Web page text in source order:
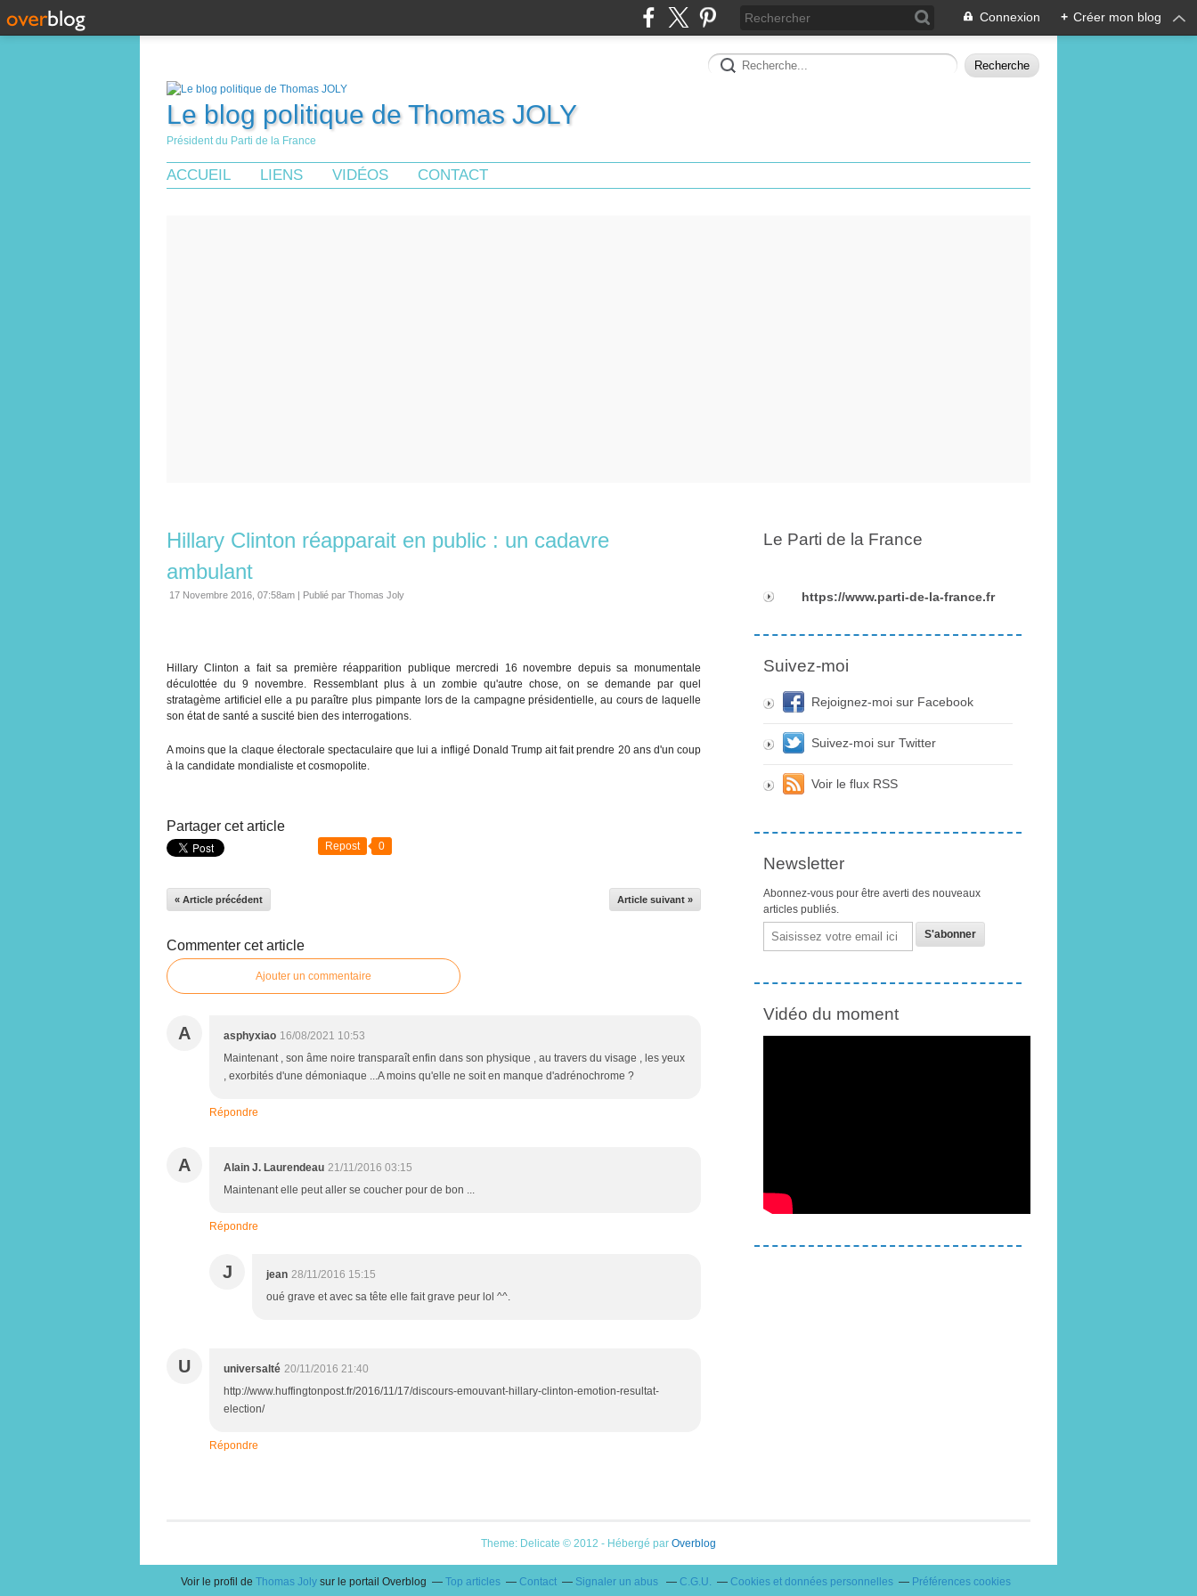
Connexion + Créer mon blog
Le blog politique de Thomas JOLY
Président du Parti de la France
ACCUEIL LIENS VIDÉOS CONTACT
Hillary Clinton réapparait en public : un cadavre
ambulant
17 Novembre 2016, 07:58am | Publié par Thomas Joly
Hillary Clinton a fait sa première réapparition publique mercredi 16 novembre depuis sa monumentale
déculottée du 9 novembre. Ressemblant plus à un zombie qu'autre chose, on se demande par quel
stratagème artificiel elle a pu paraître plus pimpante lors de la campagne présidentielle, au cours de laquelle
son état de santé a suscité bien des interrogations.
A moins que la claque électorale spectaculaire que lui a infligé Donald Trump ait fait prendre 20 ans d'un coup
à la candidate mondialiste et cosmopolite.
Partager cet article
Repost 0
« Article précédent Article suivant »
Commenter cet article
Ajouter un commentaire
A asphyxiao 16/08/2021 10:53
Maintenant , son âme noire transparaît enfin dans son physique , au travers du visage , les yeux
, exorbités d'une démoniaque ...A moins qu'elle ne soit en manque d'adrénochrome ?
Répondre
A Alain J. Laurendeau 21/11/2016 03:15
Maintenant elle peut aller se coucher pour de bon ...
Répondre
J jean 28/11/2016 15:15
oué grave et avec sa tête elle fait grave peur lol ^^.
U universalté 20/11/2016 21:40
http://www.huffingtonpost.fr/2016/11/17/discours-emouvant-hillary-clinton-emotion-resultat-
election/
Répondre
Le Parti de la France
https://www.parti-de-la-france.fr
Suivez-moi
Rejoignez-moi sur Facebook
Suivez-moi sur Twitter
Voir le flux RSS
Newsletter
Abonnez-vous pour être averti des nouveaux
articles publiés.
Email
Vidéo du moment
Theme: Delicate © 2012 - Hébergé par Overblog
Voir le profil de Thomas Joly sur le portail Overblog Top articles Contact Signaler un abus C.G.U. Cookies et données personnelles Préférences cookies